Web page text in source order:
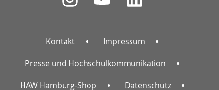
Kontakt Impressum
Presse und Hochschulkommunikation
HAW Hamburg-Shop Datenschutz